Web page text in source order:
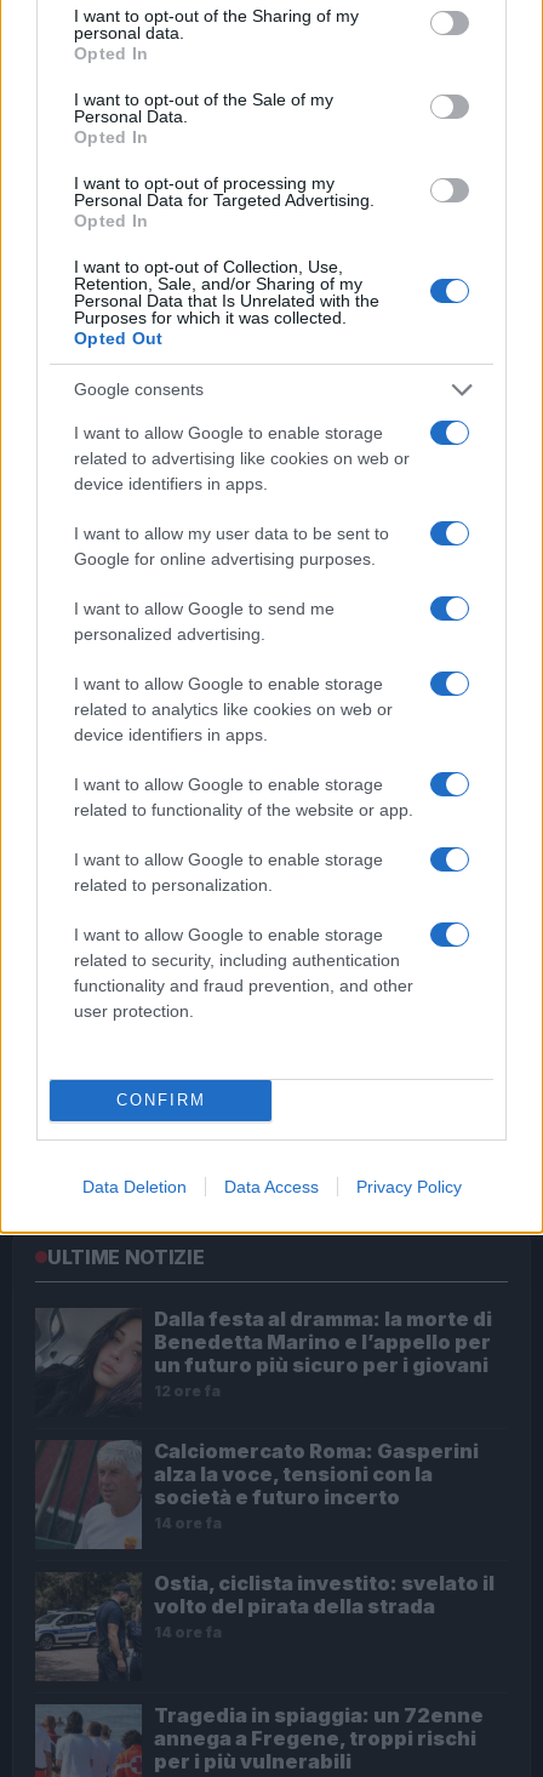
not limited to your visit or usage behaviour. You may click to
grant or deny consent to Google and its third-party tags to
use your data for below specified purposes in below Google
consent section.
I want to opt-out of the Sharing of my
personal data.
Opted In
I want to opt-out of the Sale of my
Personal Data.
Opted In
I want to opt-out of processing my
Personal Data for Targeted Advertising.
Opted In
I want to opt-out of Collection, Use,
Retention, Sale, and/or Sharing of my
Personal Data that Is Unrelated with the
Purposes for which it was collected.
Opted Out
Google consents
I want to allow Google to enable storage
related to advertising like cookies on web or
device identifiers in apps.
I want to allow my user data to be sent to
Google for online advertising purposes.
I want to allow Google to send me
personalized advertising.
I want to allow Google to enable storage
related to analytics like cookies on web or
device identifiers in apps.
I want to allow Google to enable storage
related to functionality of the website or app.
I want to allow Google to enable storage
related to personalization.
I want to allow Google to enable storage
related to security, including authentication
functionality and fraud prevention, and other
user protection.
CONFIRM
Data Deletion Data Access Privacy Policy
3 anni fa
Fonte Verificata
Precedente
Roma, Eugenio
tablet sul treno:
ritrovato dalla
polizia locale
IL BORSINO DELLE
12 | Roma, ore
Paredes: il Boca
accelera. Kostic
pista concreta,
ARTICOLI CORRELATI
Christmas World a Roma, la Capitale ospiterà il
villaggio natalizio più grande d’Europa
per chi supera il limite. Dal 30 marzo
Audio Zaniolo, la ragazza coinvolta fa chiarezza sulle
ULTIME NOTIZIE
Dalla festa al dramma: la morte di
Benedetta Marino e l’appello per
un futuro più sicuro per i giovani
12 ore fa
Calciomercato Roma: Gasperini
alza la voce, tensioni con la
società e futuro incerto
14 ore fa
Ostia, ciclista investito: svelato il
volto del pirata della strada
14 ore fa
Tragedia in spiaggia: un 72enne
annega a Fregene, troppi rischi
per i più vulnerabili